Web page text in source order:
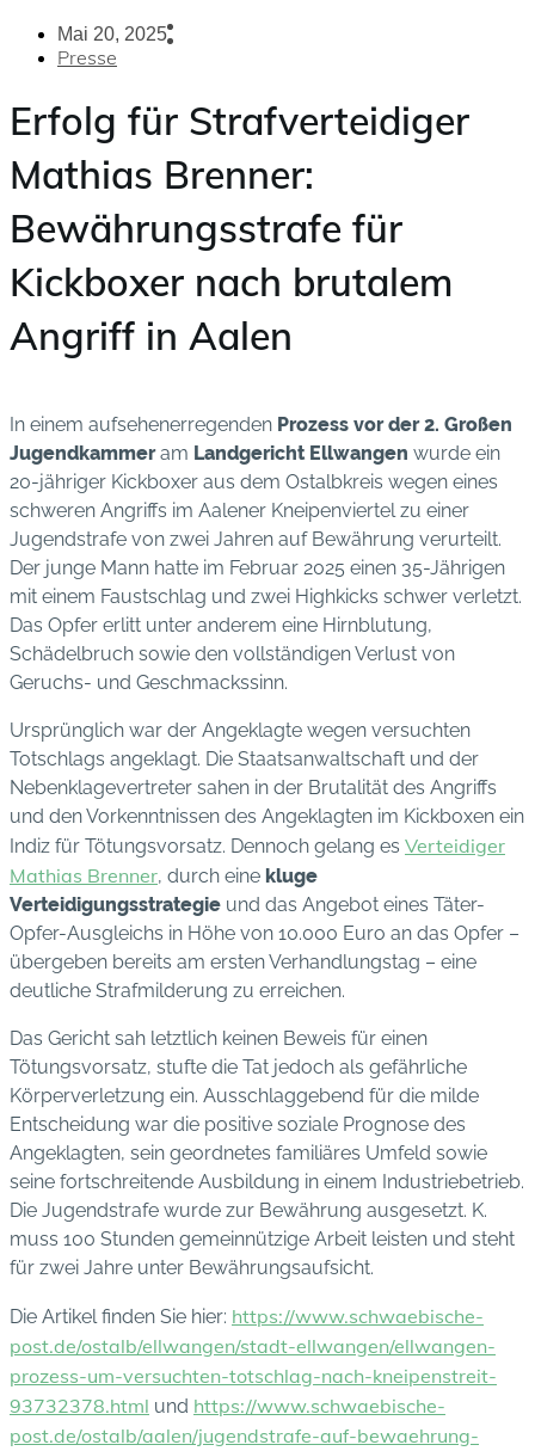
Mai 20, 2025
Presse
Erfolg für Strafverteidiger
Mathias Brenner:
Bewährungsstrafe für
Kickboxer nach brutalem
Angriff in Aalen
In einem aufsehenerregenden Prozess vor der 2. Großen
Jugendkammeram Landgericht Ellwangen wurde ein
20-jähriger Kickboxer aus dem Ostalbkreis wegen eines
schweren Angriffs im Aalener Kneipenviertel zu einer
Jugendstrafe von zwei Jahren auf Bewährung verurteilt.
Der junge Mann hatte im Februar 2025 einen 35-Jährigen
mit einem Faustschlag und zwei Highkicks schwer verletzt.
Das Opfer erlitt unter anderem eine Hirnblutung,
Schädelbruch sowie den vollständigen Verlust von
Geruchs- und Geschmackssinn.
Ursprünglich war der Angeklagte wegen versuchten
Totschlags angeklagt. Die Staatsanwaltschaft und der
Nebenklagevertreter sahen in der Brutalität des Angriffs
und den Vorkenntnissen des Angeklagten im Kickboxen ein
Indiz für Tötungsvorsatz. Dennoch gelang es Verteidiger
Mathias Brenner, durch eine kluge
Verteidigungsstrategie und das Angebot eines Täter-
Opfer-Ausgleichs in Höhe von 10.000 Euro an das Opfer –
übergeben bereits am ersten Verhandlungstag – eine
deutliche Strafmilderung zu erreichen.
Das Gericht sah letztlich keinen Beweis für einen
Tötungsvorsatz, stufte die Tat jedoch als gefährliche
Körperverletzung ein. Ausschlaggebend für die milde
Entscheidung war die positive soziale Prognose des
Angeklagten, sein geordnetes familiäres Umfeld sowie
seine fortschreitende Ausbildung in einem Industriebetrieb.
Die Jugendstrafe wurde zur Bewährung ausgesetzt. K.
muss 100 Stunden gemeinnützige Arbeit leisten und steht
für zwei Jahre unter Bewährungsaufsicht.
Die Artikel finden Sie hier: https://www.schwaebische-
post.de/ostalb/ellwangen/stadt-ellwangen/ellwangen-
prozess-um-versuchten-totschlag-nach-kneipenstreit-
93732378.html und https://www.schwaebische-
post.de/ostalb/aalen/jugendstrafe-auf-bewaehrung-